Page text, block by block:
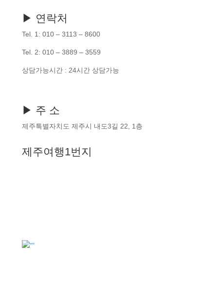
▶ 연락처
Tel. 1: 010 – 3113 – 8600
Tel. 2: 010 – 3889 – 3559
상담가능시간 : 24시간 상담가능
▶ 주 소
제주특별자치도 제주시 내도3길 22, 1층
제주여행1번지